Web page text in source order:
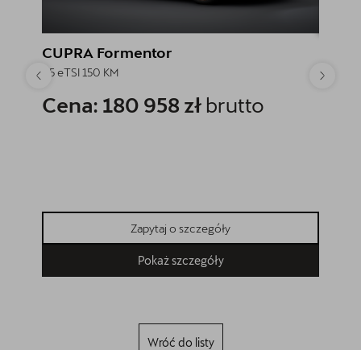
CUPRA Formentor
1.5 eTSI 150 KM
Cena: 180 958 zł brutto
Zapytaj o szczegóły
Pokaż szczegóły
1.5
Wróć do listy